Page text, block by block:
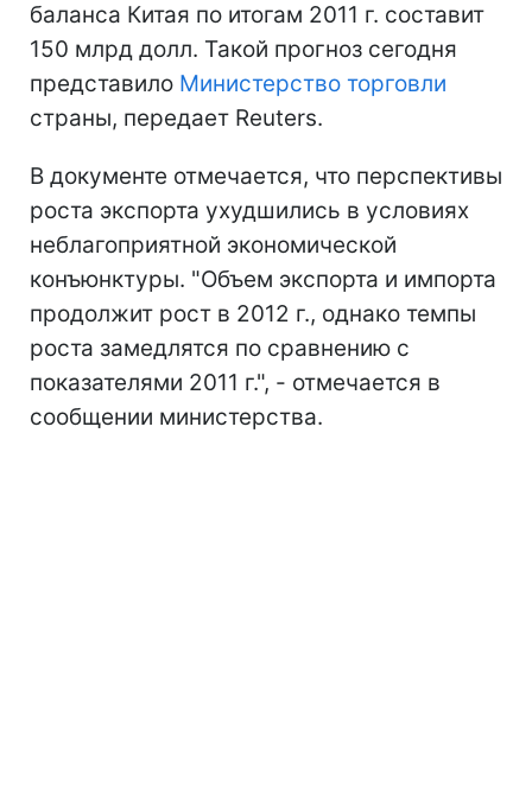
баланса Китая по итогам 2011 г. составит
150 млрд долл. Такой прогноз сегодня
представило Министерство торговли
страны, передает Reuters.
В документе отмечается, что перспективы
роста экспорта ухудшились в условиях
неблагоприятной экономической
конъюнктуры. "Объем экспорта и импорта
продолжит рост в 2012 г., однако темпы
роста замедлятся по сравнению с
показателями 2011 г.", - отмечается в
сообщении министерства.